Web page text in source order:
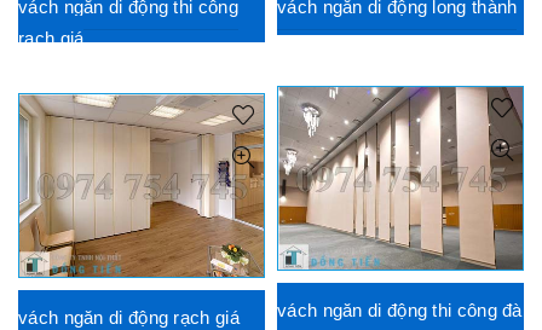
vách ngăn di động thi công
rạch giá
vách ngăn di động long thành
vách ngăn di động thi công đà
vách ngăn di động rạch giá